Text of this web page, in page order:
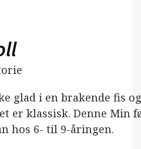
glad i en brakende fis
er klassisk. Denne Min
hos 6- til 9-åringen.